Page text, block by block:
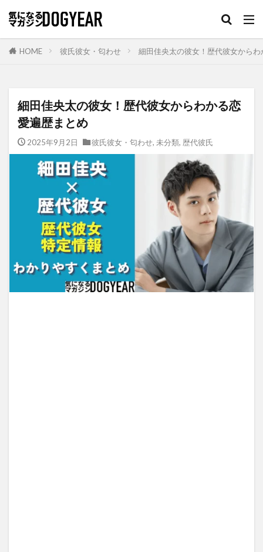
HOME 彼氏彼女・匂わせ 細田佳央太の彼女！歴代彼女から
細田佳央太の彼女！歴代彼女からわかる恋
愛遍歴まとめ
2025年9月2日 彼氏彼女・匂わせ, 未分類, 歴代彼氏